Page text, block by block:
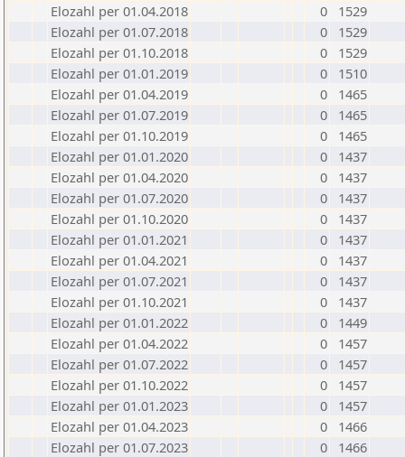
Elozahl per 01.04.2018
0
1529
Elozahl per 01.07.2018
0
1529
Elozahl per 01.10.2018
0
1529
Elozahl per 01.01.2019
0
1510
Elozahl per 01.04.2019
0
1465
Elozahl per 01.07.2019
0
1465
Elozahl per 01.10.2019
0
1465
Elozahl per 01.01.2020
0
1437
Elozahl per 01.04.2020
0
1437
Elozahl per 01.07.2020
0
1437
Elozahl per 01.10.2020
0
1437
Elozahl per 01.01.2021
0
1437
Elozahl per 01.04.2021
0
1437
Elozahl per 01.07.2021
0
1437
Elozahl per 01.10.2021
0
1437
Elozahl per 01.01.2022
0
1449
Elozahl per 01.04.2022
0
1457
Elozahl per 01.07.2022
0
1457
Elozahl per 01.10.2022
0
1457
Elozahl per 01.01.2023
0
1457
Elozahl per 01.04.2023
0
1466
Elozahl per 01.07.2023
0
1466